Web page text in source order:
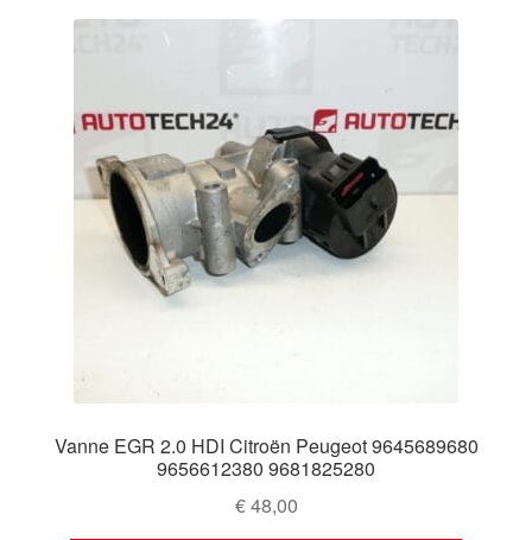
Vanne EGR 2.0 HDI Citroën Peugeot 9645689680
9656612380 9681825280
€48,00